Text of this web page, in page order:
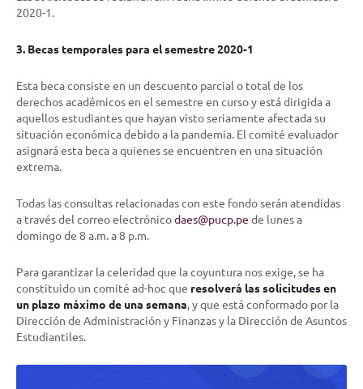
2020-1.
3. Becas temporales para el semestre 2020-1
Esta beca consiste en un descuento parcial o total de los
derechos académicos en el semestre en curso y está dirigida a
aquellos estudiantes que hayan visto seriamente afectada su
situación económica debido a la pandemia. El comité evaluador
asignará esta beca a quienes se encuentren en una situación
extrema.
Todas las consultas relacionadas con este fondo serán atendidas
a través del correo electrónicodaes@pucp.pe de lunes a
domingo de 8 a.m. a 8 p.m.
Para garantizar la celeridad que la coyuntura nos exige, se ha
constituido un comité ad-hoc que resolverá las solicitudes en
un plazo máximo de una semana, y que está conformado por la
Dirección de Administración y Finanzas y la Dirección de Asuntos
Estudiantiles.